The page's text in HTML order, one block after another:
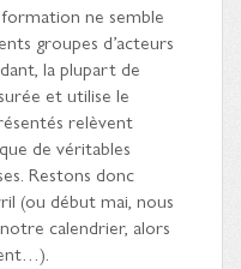
ne semble
groupes d’acteurs
la plupart de
et utilise le
relèvent
de véritables
Restons donc
(ou début mai, nous
calendrier, alors